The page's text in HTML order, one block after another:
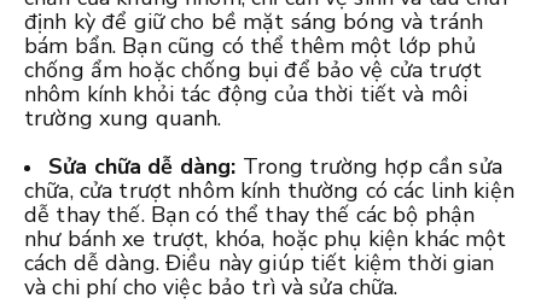
định kỳ để giữ cho bề mặt sáng bóng và tránh
bám bẩn. Bạn cũng có thể thêm một lớp phủ
chống ẩm hoặc chống bụi để bảo vệ cửa trượt
nhôm kính khỏi tác động của thời tiết và môi
trường xung quanh.
Sửa chữa dễ dàng: Trong trường hợp cần sửa
chữa, cửa trượt nhôm kính thường có các linh kiện
dễ thay thế. Bạn có thể thay thế các bộ phận
như bánh xe trượt, khóa, hoặc phụ kiện khác một
cách dễ dàng. Điều này giúp tiết kiệm thời gian
và chi phí cho việc bảo trì và sửa chữa.